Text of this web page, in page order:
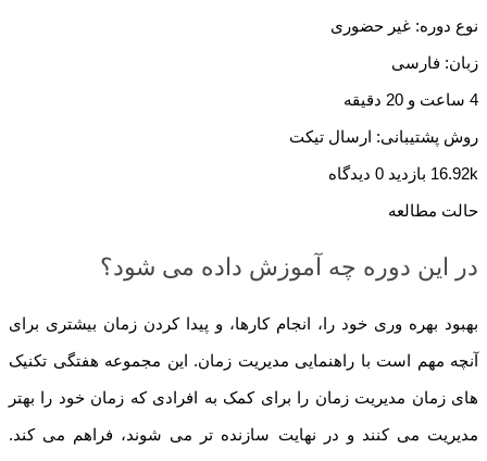
نوع دوره: غیر حضوری
زبان: فارسی
4 ساعت و 20 دقیقه
روش پشتیبانی: ارسال تیکت
16.92k بازدید
حالت مطالعه
در این دوره چه آموزش داده می شود؟
بهبود بهره وری خود را، انجام کارها، و پیدا کردن زمان بیشتری برای
آنچه مهم است با راهنمایی مدیریت زمان. این مجموعه هفتگی تکنیک
های زمان مدیریت زمان را برای کمک به افرادی که زمان خود را بهتر
مدیریت می کنند و در نهایت سازنده تر می شوند، فراهم می کند.